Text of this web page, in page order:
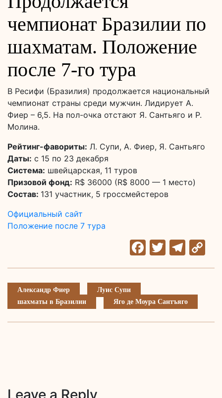
чемпионат Бразилии по
шахматам. Положение
после 7-го тура
В Ресифи (Бразилия) продолжается национальный
чемпионат страны среди мужчин. Лидирует А.
Фиер – 6,5. На пол-очка отстают Я. Сантьяго и Р.
Молина.
Рейтинг-фавориты: Л. Супи, А. Фиер, Я. Сантьяго
Даты: с 15 по 23 декабря
Система: швейцарская, 11 туров
Призовой фонд: R$ 36000 (R$ 8000 — 1 место)
Состав: 131 участник, 5 гроссмейстеров
Официальный сайт
Положение после 7 тура
Facebook
Twitter
Александр Фиер
Луис Супи
шахматы в Бразилии
Яго де Моура Сантъяго
Leave a Reply